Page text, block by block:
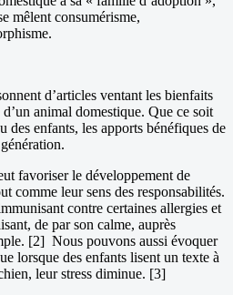
mêlent consumérisme,
d’articles ventant les bienfaits
animal domestique. Que ce soit
des enfants, les apports bénéfiques de
favoriser le développement de
comme leur sens des responsabilités.
contre certaines allergies et
de par son calme, auprès
[2] Nous pouvons aussi évoquer
lorsque des enfants lisent un texte à
leur stress diminue. [3]